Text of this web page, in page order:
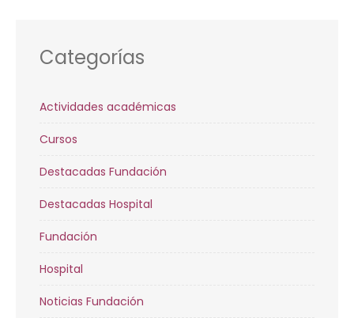
Categorías
Actividades académicas
Cursos
Destacadas Fundación
Destacadas Hospital
Fundación
Hospital
Noticias Fundación